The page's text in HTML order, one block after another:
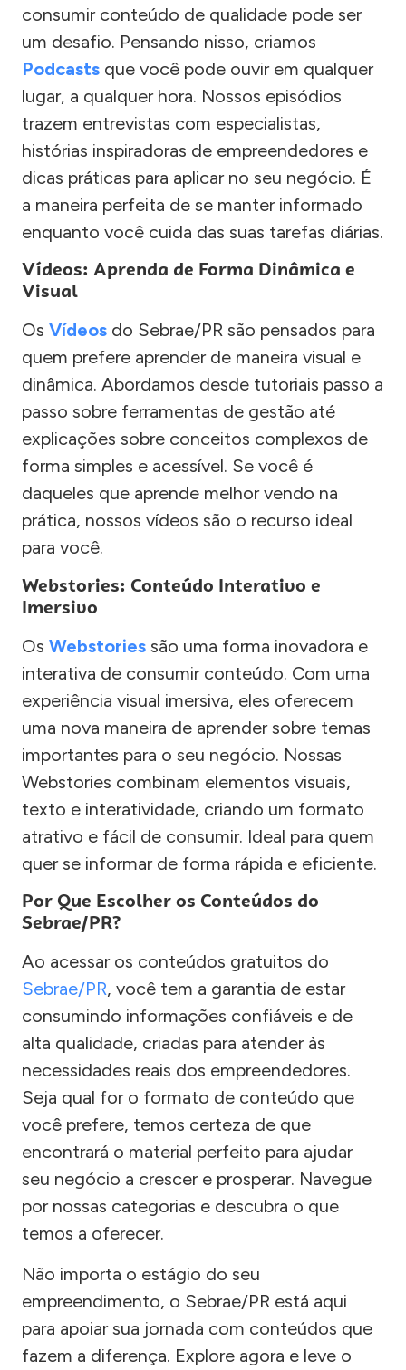
consumir conteúdo de qualidade pode ser
um desafio. Pensando nisso, criamos
Podcasts que você pode ouvir em qualquer
lugar, a qualquer hora. Nossos episódios
trazem entrevistas com especialistas,
histórias inspiradoras de empreendedores e
dicas práticas para aplicar no seu negócio. É
a maneira perfeita de se manter informado
enquanto você cuida das suas tarefas diárias.
Vídeos: Aprenda de Forma Dinâmica e
Visual
Os Vídeos do Sebrae/PR são pensados para
quem prefere aprender de maneira visual e
dinâmica. Abordamos desde tutoriais passo a
passo sobre ferramentas de gestão até
explicações sobre conceitos complexos de
forma simples e acessível. Se você é
daqueles que aprende melhor vendo na
prática, nossos vídeos são o recurso ideal
para você.
Webstories: Conteúdo Interativo e
Imersivo
Os Webstories são uma forma inovadora e
interativa de consumir conteúdo. Com uma
experiência visual imersiva, eles oferecem
uma nova maneira de aprender sobre temas
importantes para o seu negócio. Nossas
Webstories combinam elementos visuais,
texto e interatividade, criando um formato
atrativo e fácil de consumir. Ideal para quem
quer se informar de forma rápida e eficiente.
Por Que Escolher os Conteúdos do
Sebrae/PR?
Ao acessar os conteúdos gratuitos do
Sebrae/PR, você tem a garantia de estar
consumindo informações confiáveis e de
alta qualidade, criadas para atender às
necessidades reais dos empreendedores.
Seja qual for o formato de conteúdo que
você prefere, temos certeza de que
encontrará o material perfeito para ajudar
seu negócio a crescer e prosperar. Navegue
por nossas categorias e descubra o que
temos a oferecer.
Não importa o estágio do seu
empreendimento, o Sebrae/PR está aqui
para apoiar sua jornada com conteúdos que
fazem a diferença. Explore agora e leve o